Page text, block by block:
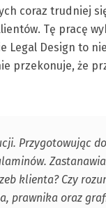
coraz trudniej
Tę pracę
Legal Design to
przekonuje, że
Przygotowując
klienta? Czy
prawnika oraz